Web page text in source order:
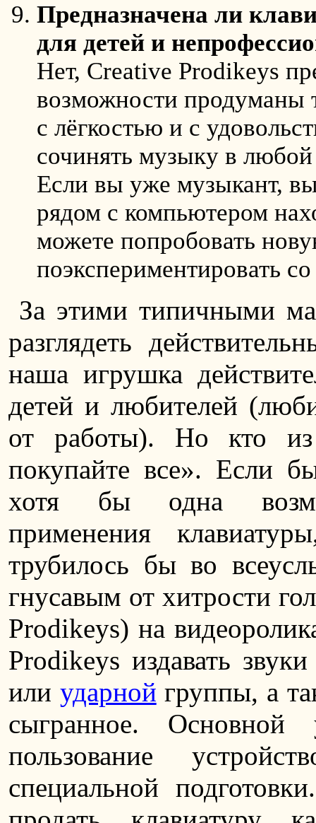
Предназначена ли
для детей и
Нет, Creative Prodikeys
возможности
с лёгкостью и с
сочинять музыку в
Если вы уже музыкант,
рядом с компьютером
можете попробовать
поэкспериментировать
За этими типичными
разглядеть
наша игрушка
детей и любителей
от работы). Но кто
покупайте все». Если
хотя бы одна
применения
трубилось бы во
гнусавым от хитрости
Prodikeys) на
Prodikeys издавать
или ударной группы, а
сыгранное.
пользование
специальной